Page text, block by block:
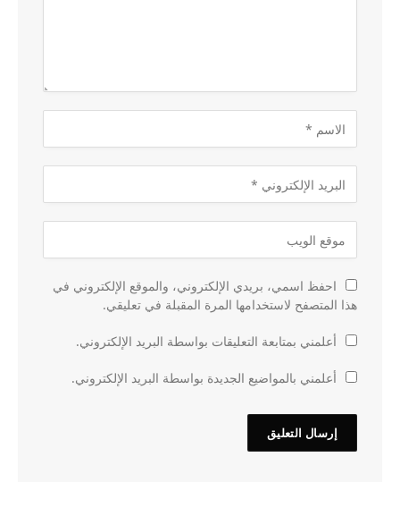
احفظ اسمي، بريدي الإلكتروني، والموقع الإلكتروني في
هذا المتصفح لاستخدامها المرة المقبلة في تعليقي.
أعلمني بمتابعة التعليقات بواسطة البريد الإلكتروني.
أعلمني بالمواضيع الجديدة بواسطة البريد الإلكتروني.